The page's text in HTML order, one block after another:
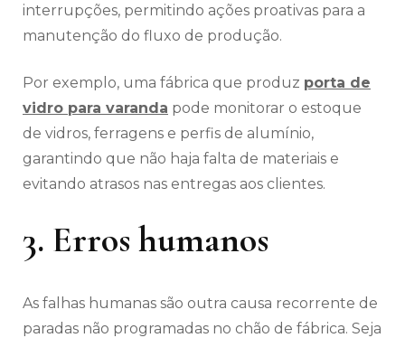
interrupções, permitindo ações proativas para a
manutenção do fluxo de produção.
Por exemplo, uma fábrica que produz porta de
vidro para varanda pode monitorar o estoque
de vidros, ferragens e perfis de alumínio,
garantindo que não haja falta de materiais e
evitando atrasos nas entregas aos clientes.
3. Erros humanos
As falhas humanas são outra causa recorrente de
paradas não programadas no chão de fábrica. Seja